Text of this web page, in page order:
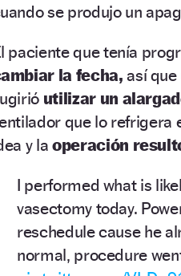
se produjo un
paciente que tenía
la fecha, así
utilizar un
que lo refrigera
y laoperación
I performed what is
vasectomy today.
reschedule cause he
normal, procedure